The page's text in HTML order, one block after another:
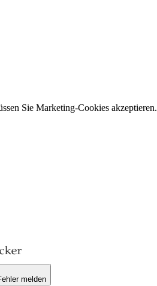
Sie Marketing-Cookies akzeptieren.
melden